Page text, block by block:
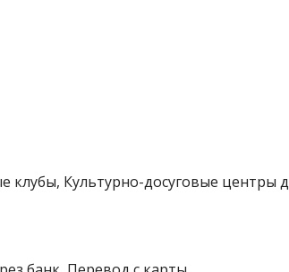
клубы, Культурно-досуговые центры